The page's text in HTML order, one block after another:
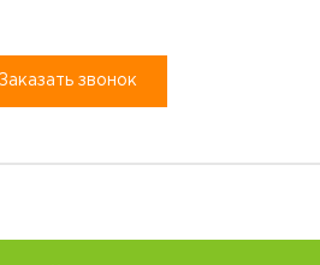
Заказать звонок